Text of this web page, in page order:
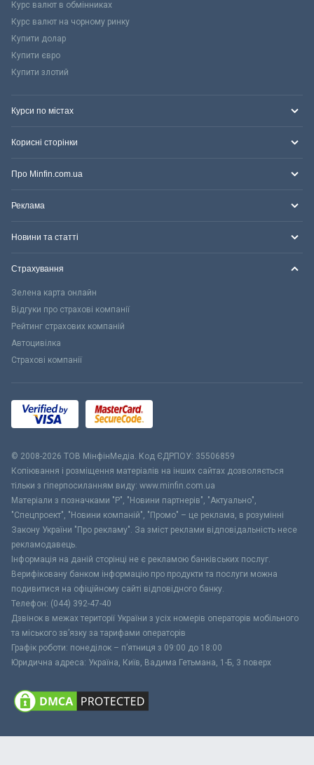
Курс валют в обмінниках
Курс валют на чорному ринку
Купити долар
Купити євро
Купити злотий
Курси по містах
Корисні сторінки
Про Minfin.com.ua
Реклама
Новини та статті
Страхування
Зелена карта онлайн
Відгуки про страхові компанії
Рейтинг страхових компаній
Автоцивілка
Страхові компанії
© 2008-2026 ТОВ МiнфiнМедiа. Код ЄДРПОУ: 35506859
Копіювання і розміщення матеріалів на інших сайтах дозволяється
тільки з гіперпосиланням виду: www.minfin.com.ua
Матеріали з позначками "Р", "Новини партнерів", "Актуально",
"Спецпроект", "Новини компаній", "Промо" – це реклама, в розумінні
Закону України "Про рекламу". За зміст реклами відповідальність несе
рекламодавець.
Інформація на даній сторінці не є рекламою банківських послуг.
Верифіковану банком інформацію про продукти та послуги можна
подивитися на офіційному сайті відповідного банку.
Телефон: (044) 392-47-40
Дзвінок в межах території України з усіх номерів операторів мобільного
та міського зв’язку за тарифами операторів
Графік роботи: понеділок – п’ятниця з 09:00 до 18:00
Юридична адреса: Україна, Київ, Вадима Гетьмана, 1-Б, 3 поверх